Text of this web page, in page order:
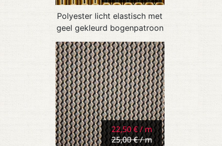
Polyester licht elastisch met
geel gekleurd bogenpatroon
22,50 € / m
25,00 € / m